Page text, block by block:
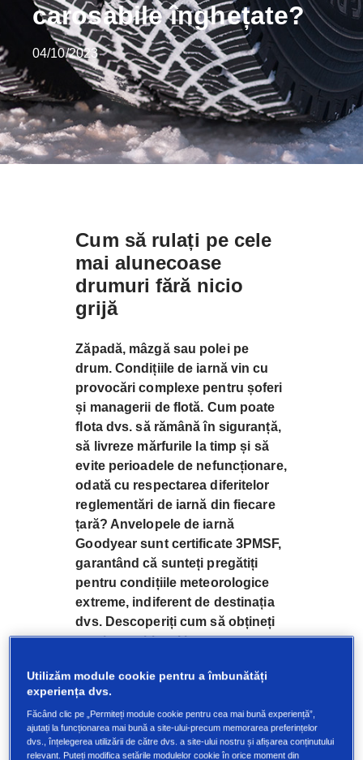
carosabile înghețate?
04/10/2023
Cum să rulați pe cele
mai alunecoase
drumuri fără nicio
grijă
Zăpadă, mâzgă sau polei pe
drum. Condițiile de iarnă vin cu
provocări complexe pentru șoferi
și managerii de flotă. Cum poate
flota dvs. să rămână în siguranță,
să livreze mărfurile la timp și să
evite perioadele de nefuncționare,
odată cu respectarea diferitelor
reglementări de iarnă din fiecare
țară? Anvelopele de iarnă
Goodyear sunt certificate 3PMSF,
garantând că sunteți pregătiți
pentru condițiile meteorologice
extreme, indiferent de destinația
dvs. Descoperiți cum să obțineți
rezultate, chiar și iarna.
O imagine de ansamblu
clară a tuturor
Utilizăm module cookie pentru a îmbunătăți
experiența dvs.
Făcând clic pe „Permiteți module cookie pentru cea mai bună experiență”,
ajutați la funcționarea mai bună a site-ului-precum memorarea preferințelor
dvs., înțelegerea utilizării de către dvs. a site-ului nostru și afișarea conținutului
relevant. Puteți modifica setările modulelor cookie în orice moment din